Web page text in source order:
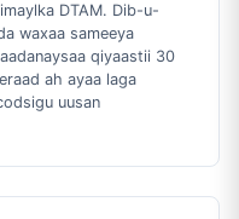
DTAM. Dib-u-
waxaa sameeya
qiyaastii 30
ah ayaa laga
uusan